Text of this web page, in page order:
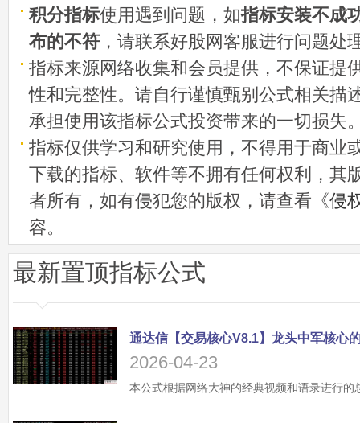
积分指标使用遇到问题，如指标安装不成
布的不符 ，请联系好股网客服进行问题处
指标来源网络收集和会员提供，不保证提
性和完整性。请自行谨慎甄别公式相关描
承担使用该指标公式投资带来的一切损失
指标仅供学习和研究使用，不得用于商业
下载的指标、软件等不拥有任何权利，其
者所有，如有侵犯您的版权，请查看《侵
容。
最新置顶指标公式
2026-04-23